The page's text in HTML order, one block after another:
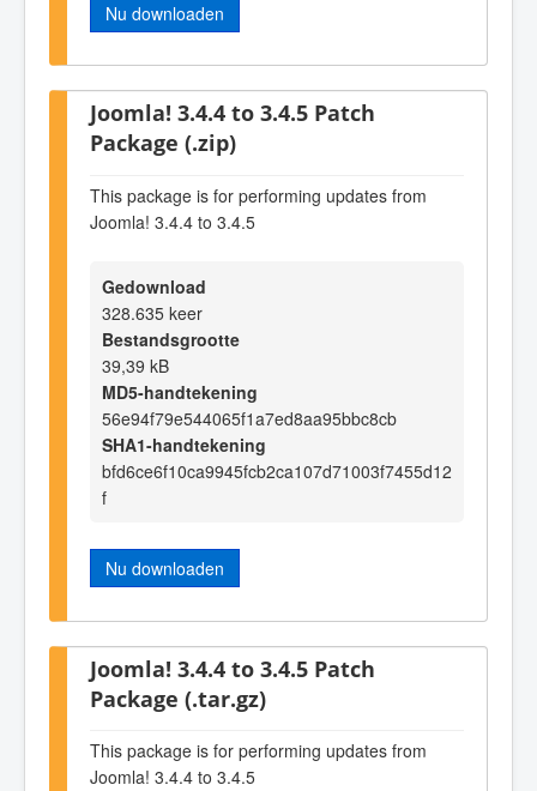
Nu downloaden
Joomla! 3.4.4 to 3.4.5 Patch
Package (.zip)
This package is for performing updates from
Joomla! 3.4.4 to 3.4.5
Gedownload
328.635 keer
Bestandsgrootte
39,39 kB
MD5-handtekening
56e94f79e544065f1a7ed8aa95bbc8cb
SHA1-handtekening
bfd6ce6f10ca9945fcb2ca107d71003f7455d12
f
Nu downloaden
Joomla! 3.4.4 to 3.4.5 Patch
Package (.tar.gz)
This package is for performing updates from
Joomla! 3.4.4 to 3.4.5